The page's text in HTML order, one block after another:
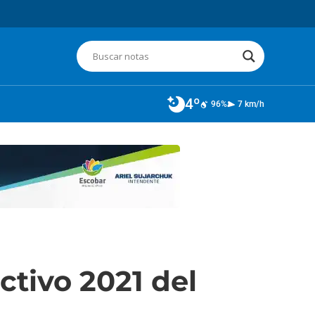
4º 96% 7 km/h
2021 del